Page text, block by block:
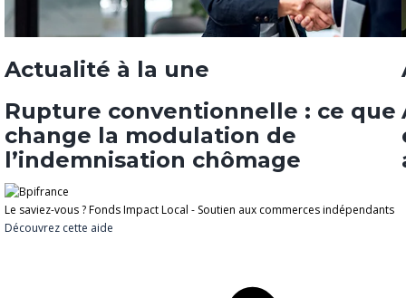
Actualité à la une
Rupture conventionnelle : ce que
change la modulation de
l’indemnisation chômage
Le saviez-vous ?Fonds Impact Local - Soutien aux commerces indépendants
Découvrez cette aide